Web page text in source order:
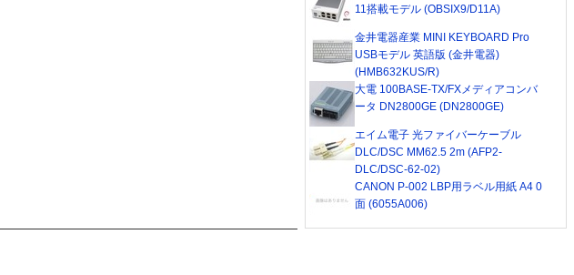
11搭載モデル (OBSIX9/D11A)
金井電器産業 MINI KEYBOARD Pro
USBモデル 英語版 (金井電器)
(HMB632KUS/R)
大電 100BASE-TX/FXメディアコンバ
ータ DN2800GE (DN2800GE)
エイム電子 光ファイバーケーブル
DLC/DSC MM62.5 2m (AFP2-
DLC/DSC-62-02)
CANON P-002 LBP用ラベル用紙 A4 0
面 (6055A006)